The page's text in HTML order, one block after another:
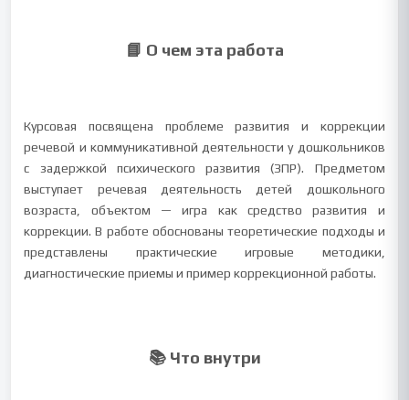
📘 О чем эта работа
Курсовая посвящена проблеме развития и коррекции
речевой и коммуникативной деятельности у дошкольников
с задержкой психического развития (ЗПР). Предметом
выступает речевая деятельность детей дошкольного
возраста, объектом — игра как средство развития и
коррекции. В работе обоснованы теоретические подходы и
представлены практические игровые методики,
диагностические приемы и пример коррекционной работы.
📚 Что внутри